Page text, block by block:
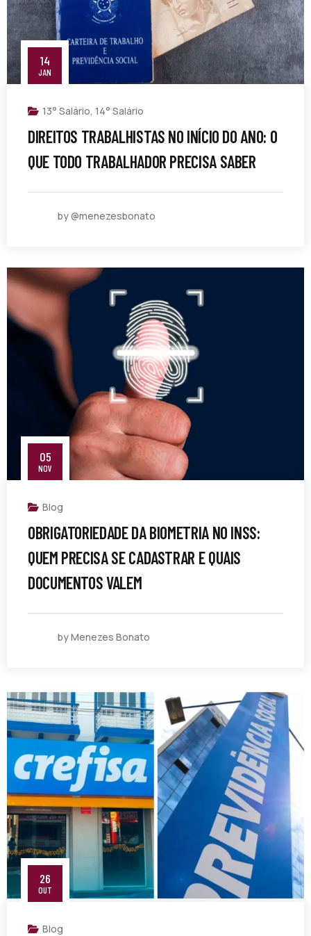
14
JAN
13° Salário, 14° Salário
DIREITOS TRABALHISTAS NO INÍCIO DO ANO: O
QUE TODO TRABALHADOR PRECISA SABER
by @menezesbonato
05
NOV
Blog
OBRIGATORIEDADE DA BIOMETRIA NO INSS:
QUEM PRECISA SE CADASTRAR E QUAIS
DOCUMENTOS VALEM
by Menezes Bonato
26
OUT
Blog